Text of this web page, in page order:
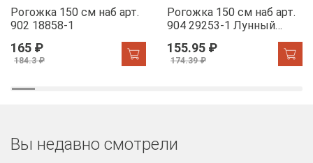
Рогожка 150 см наб арт.
902 18858-1
165 ₽
184.3 ₽
Рогожка 150 см наб арт.
904 29253-1 Лунный
155.95 ₽
174.39 ₽
Вы недавно смотрели